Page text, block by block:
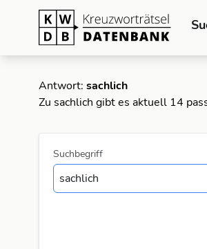
Antwort: sachlich
Zu sachlich gibt es aktuell 14
Suchbegriff